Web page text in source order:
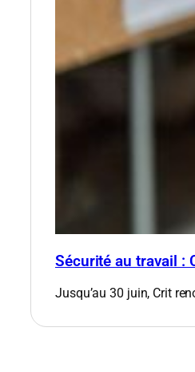
Sécurité au travail :
Jusqu’au 30 juin, Crit